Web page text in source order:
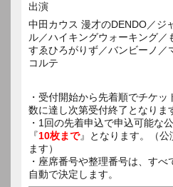
出演
中田カウス 漫才のDENDO／ジ
ル／ハイキングウォーキング／
すゑひろがりず／バンビーノ／
コルテ
・受付開始から先着順でチケ
数に達し次第受付終了となりま
・1回の先着申込で申込可能な
『10枚まで』となります。（
ます）
・座席番号や整理番号は、す
自動で決定します。